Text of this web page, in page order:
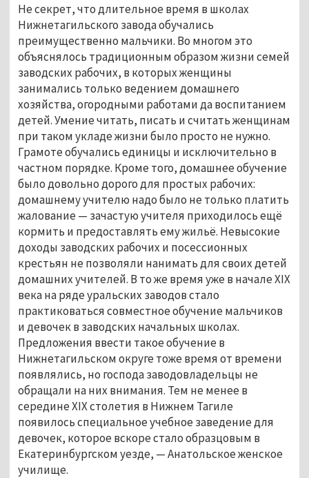
Не секрет, что длительное время в школах
Нижнетагильского завода обучались
преимущественно мальчики. Во многом это
объяснялось традиционным образом жизни семей
заводских рабочих, в которых женщины
занимались только ведением домашнего
хозяйства, огородными работами да воспитанием
детей. Умение читать, писать и считать женщинам
при таком укладе жизни было просто не нужно.
Грамоте обучались единицы и исключительно в
частном порядке. Кроме того, домашнее обучение
было довольно дорого для простых рабочих:
домашнему учителю надо было не только платить
жалование — зачастую учителя приходилось ещё
кормить и предоставлять ему жильё. Невысокие
доходы заводских рабочих и посессионных
крестьян не позволяли нанимать для своих детей
домашних учителей. В то же время уже в начале XIX
века на ряде уральских заводов стало
практиковаться совместное обучение мальчиков
и девочек в заводских начальных школах.
Предложения ввести такое обучение в
Нижнетагильском округе тоже время от времени
появлялись, но господа заводовладельцы не
обращали на них внимания. Тем не менее в
середине XIX столетия в Нижнем Тагиле
появилось специальное учебное заведение для
девочек, которое вскоре стало образцовым в
Екатеринбургском уезде, — Анатольское женское
училище.